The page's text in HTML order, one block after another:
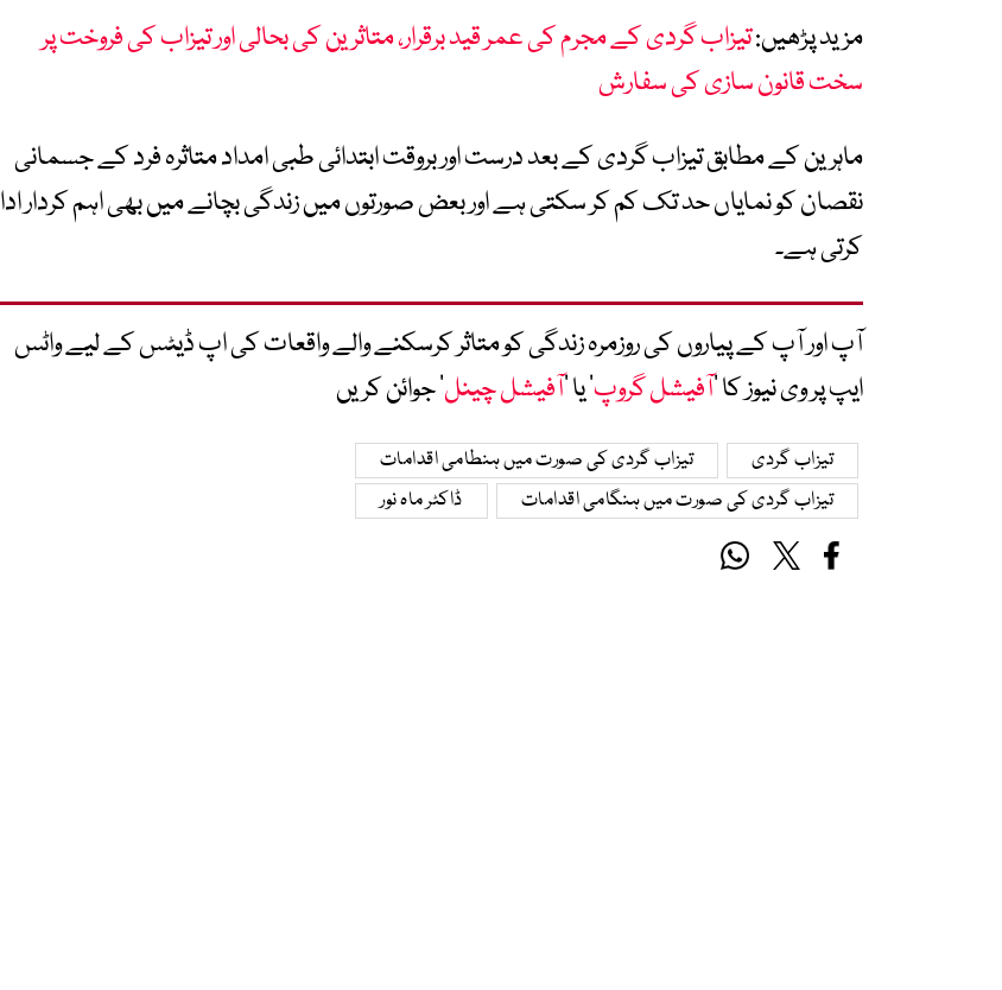
مزید پڑھیں:تیزاب گردی کے مجرم کی عمر قید برقرار، متاثرین کی بحالی اور تیزاب کی فروخت پر
سخت قانون سازی کی سفارش
ماہرین کے مطابق تیزاب گردی کے بعد درست اور بروقت ابتدائی طبی امداد متاثرہ فرد کے جسمانی
نقصان کو نمایاں حد تک کم کر سکتی ہے اور بعض صورتوں میں زندگی بچانے میں بھی اہم کردار ادا
کرتی ہے۔
آپ اور آپ کے پیاروں کی روزمرہ زندگی کو متاثر کرسکنے والے واقعات کی اپ ڈیٹس کے لیے واٹس
ایپ پر وی نیوز کا ’آفیشل گروپ‘ یا ’آفیشل چینل‘ جوائن کریں
تیزاب گردی
تیزاب گردی کی صورت میں ہنطامی اقدامات
تیزاب گردی کی صورت میں ہنگامی اقدامات
ڈاکٹر ماہ نور